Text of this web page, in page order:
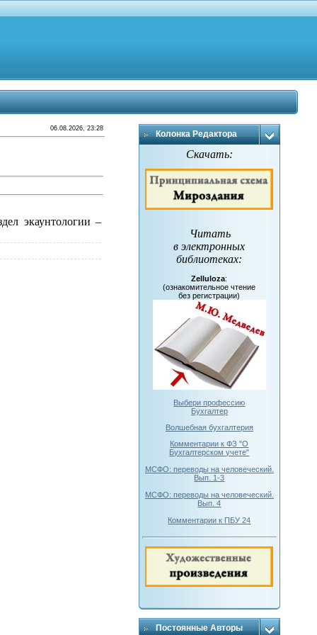
06.08.2026, 23:28
экаунтологии –
Колонка Редактора
Скачать:
Читать
в электронных
библиотеках:
Zelluloza:
(ознакомительное чтение
без регистрации)
Выбери профессию
Бухгалтер
Волшебная бухгалтерия
Комментарии к ФЗ "О
Бухгалтерском учете"
МСФО: переводы на человеческий.
Вып. 1-3
МСФО: переводы на человеческий.
Вып. 4
Комментарии к ПБУ 24
Постоянные Авторы